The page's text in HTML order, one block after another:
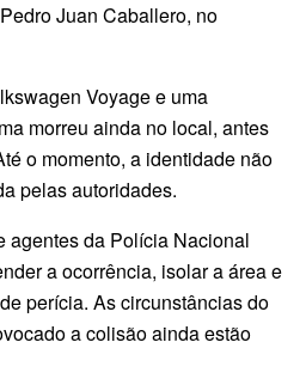
Juan Caballero, no
Voyage e uma
morreu ainda no local, antes
o momento, a identidade não
pelas autoridades.
agentes da Polícia Nacional
a ocorrência, isolar a área e
perícia. As circunstâncias do
a colisão ainda estão